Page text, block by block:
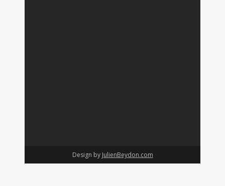
Design by JulienBeydon.com